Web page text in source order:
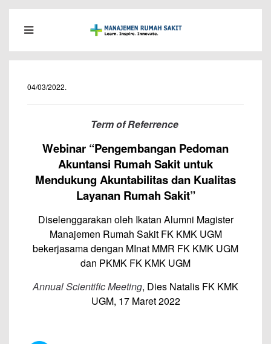
04/03/2022.
Term of Referrence
Webinar “Pengembangan Pedoman
Akuntansi Rumah Sakit untuk
Mendukung Akuntabilitas dan Kualitas
Layanan Rumah Sakit”
Diselenggarakan oleh Ikatan Alumni Magister
Manajemen Rumah Sakit FK KMK UGM
bekerjasama dengan MInat MMR FK KMK UGM
dan PKMK FK KMK UGM
Annual Scientific Meeting, Dies Natalis FK KMK
UGM, 17 Maret 2022